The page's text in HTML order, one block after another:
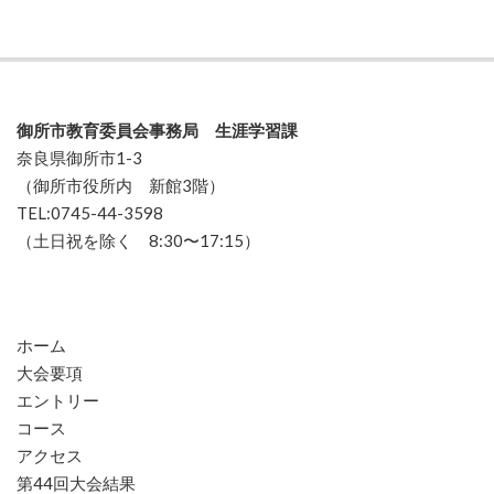
御所市教育委員会事務局 生涯学習課
奈良県御所市1-3
（御所市役所内 新館3階）
TEL:0745-44-3598
（土日祝を除く 8:30〜17:15）
ホーム
大会要項
エントリー
コース
アクセス
第44回大会結果